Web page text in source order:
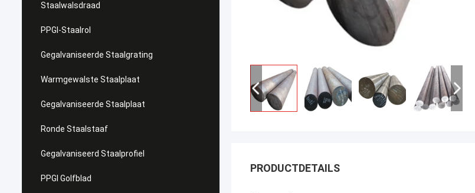
Staalwalsdraad
PPGI-Staalrol
Gegalvaniseerde Staalgrating
Warmgewalste Staalplaat
Gegalvaniseerde Staalplaat
Ronde Staalstaaf
Gegalvaniseerd Staalprofiel
PPGI Golfblad
PRODUCTDETAILS